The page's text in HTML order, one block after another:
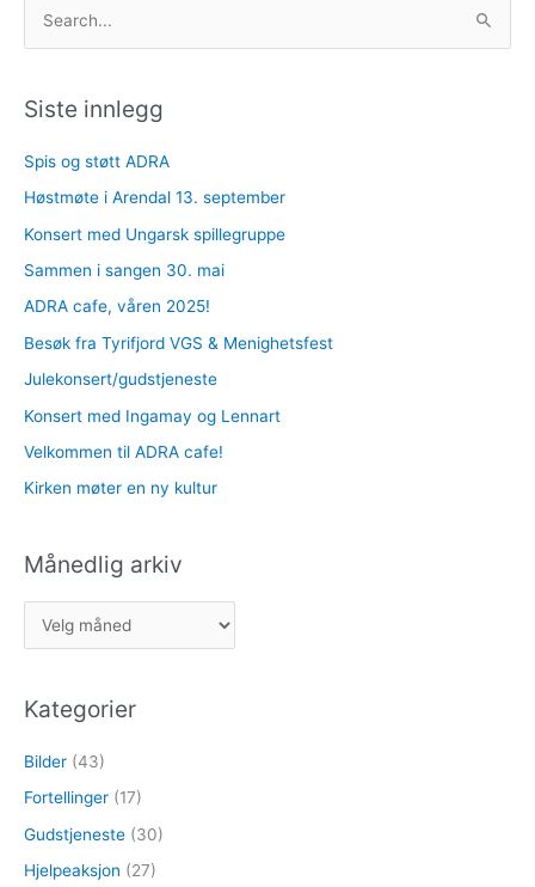
e
t
e
r
:
Siste innlegg
Spis og støtt ADRA
Høstmøte i Arendal 13. september
Konsert med Ungarsk spillegruppe
Sammen i sangen 30. mai
ADRA cafe, våren 2025!
Besøk fra Tyrifjord VGS & Menighetsfest
Julekonsert/gudstjeneste
Konsert med Ingamay og Lennart
Velkommen til ADRA cafe!
Kirken møter en ny kultur
Månedlig arkiv
å
e
i
g
a
Kategorier
Bilder (43)
Fortellinger (17)
Gudstjeneste (30)
Hjelpeaksjon (27)